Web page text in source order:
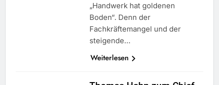
„Handwerk hat goldenen
Boden“. Denn der
Fachkräftemangel und der
steigende…
Weiterlesen